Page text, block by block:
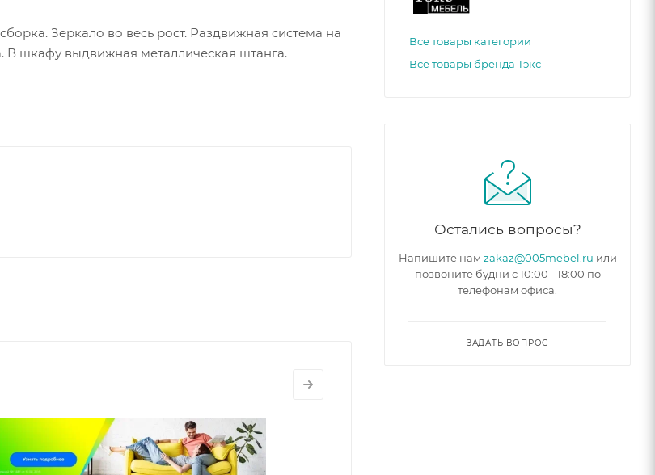
Зеркало во весь рост. Раздвижная система на
шкафу выдвижная металлическая штанга.
Все товары категории
Все товары бренда Тэкс
Остались вопросы?
Напишите нам zakaz@005mebel.ru или
позвоните будни с 10:00 - 18:00 по
телефонам офиса.
ЗАДАТЬ ВОПРОС